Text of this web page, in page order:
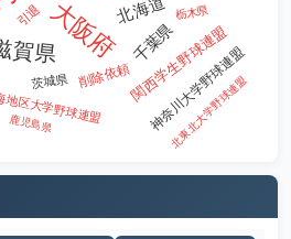
大阪府
賀県
北海道
千葉県
関西学生野球連盟
神奈川大学野球連盟
削除依頼
引退
茨城県
区大学野球連盟
栃木県
北東北大学野球連盟
鹿児島県